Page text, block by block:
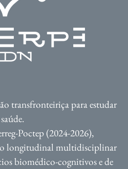
transfronteiriça para estudar
Poctep (2024-2026),
longitudinal multidisciplinar
biomédico-cognitivos e de